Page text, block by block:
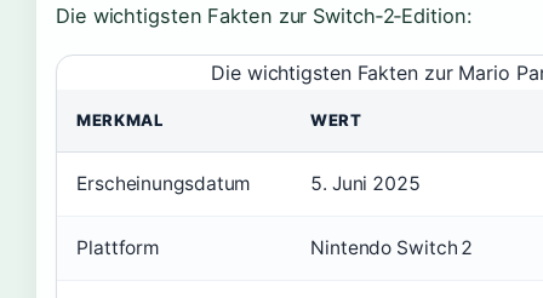
Die wichtigsten Fakten zur Switch‑2‑Edition:
Die wichtigsten Fakten zur Mario
MERKMAL WERT
Erscheinungsdatum 5. Juni 2025
Plattform Nintendo Switch 2